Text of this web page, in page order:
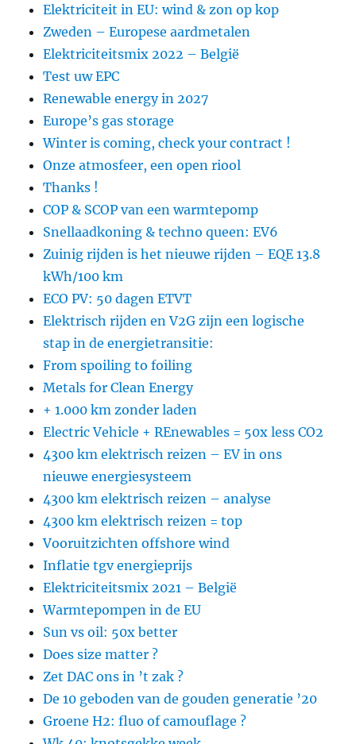
Elektriciteit in EU: wind & zon op kop
Zweden – Europese aardmetalen
Elektriciteitsmix 2022 – België
Test uw EPC
Renewable energy in 2027
Europe’s gas storage
Winter is coming, check your contract !
Onze atmosfeer, een open riool
Thanks !
COP & SCOP van een warmtepomp
Snellaadkoning & techno queen: EV6
Zuinig rijden is het nieuwe rijden – EQE 13.8
kWh/100 km
ECO PV: 50 dagen ETVT
Elektrisch rijden en V2G zijn een logische
stap in de energietransitie:
From spoiling to foiling
Metals for Clean Energy
+ 1.000 km zonder laden
Electric Vehicle + REnewables = 50x less CO2
4300 km elektrisch reizen – EV in ons
nieuwe energiesysteem
4300 km elektrisch reizen – analyse
4300 km elektrisch reizen = top
Vooruitzichten offshore wind
Inflatie tgv energieprijs
Elektriciteitsmix 2021 – België
Warmtepompen in de EU
Sun vs oil: 50x better
Does size matter ?
Zet DAC ons in ’t zak ?
De 10 geboden van de gouden generatie ’20
Groene H2: fluo of camouflage ?